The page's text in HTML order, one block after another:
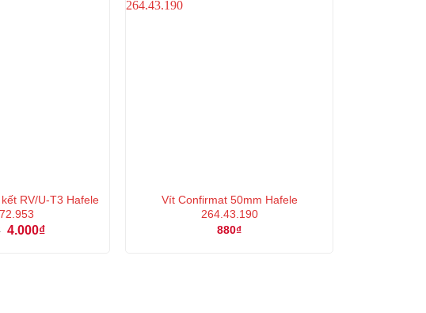
RV/U-T3 Hafele
Giá
4.000₫Giá
Vít Confirmat 50mm Hafele
264.43.190
880₫